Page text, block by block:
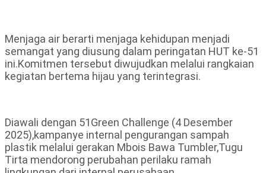
Menjaga air berarti menjaga kehidupan menjadi
semangat yang diusung dalam peringatan HUT ke-51
ini.Komitmen tersebut diwujudkan melalui rangkaian
kegiatan bertema hijau yang terintegrasi.
Diawali dengan 51Green Challenge (4 Desember
2025),kampanye internal pengurangan sampah
plastik melalui gerakan Mbois Bawa Tumbler,Tugu
Tirta mendorong perubahan perilaku ramah